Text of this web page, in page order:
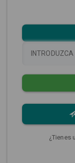
¿Tienes